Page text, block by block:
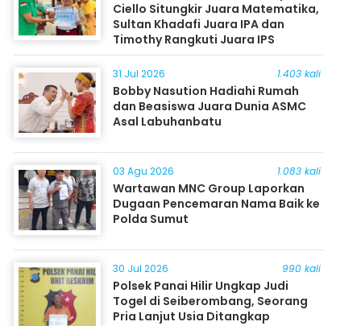
Ciello Situngkir Juara Matematika,
Sultan Khadafi Juara IPA dan
Timothy Rangkuti Juara IPS
31 Jul 2026 1.403 kali
Bobby Nasution Hadiahi Rumah
dan Beasiswa Juara Dunia ASMC
Asal Labuhanbatu
03 Agu 2026 1.083 kali
Wartawan MNC Group Laporkan
Dugaan Pencemaran Nama Baik ke
Polda Sumut
30 Jul 2026 990 kali
Polsek Panai Hilir Ungkap Judi
Togel di Seiberombang, Seorang
Pria Lanjut Usia Ditangkap